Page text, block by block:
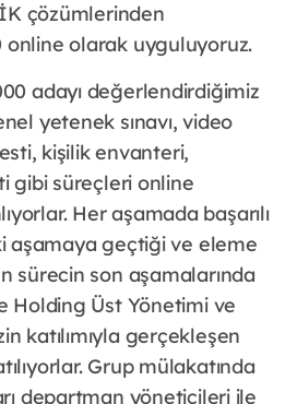
çözümlerinden
online olarak uyguluyoruz.
adayı değerlendirdiğimiz
yetenek sınavı, video
kişilik envanteri,
gibi süreçleri online
Her aşamada başarılı
aşamaya geçtiği ve eleme
sürecin son aşamalarında
Holding Üst Yönetimi ve
katılımıyla gerçekleşen
Grup mülakatında
departman yöneticileri ile